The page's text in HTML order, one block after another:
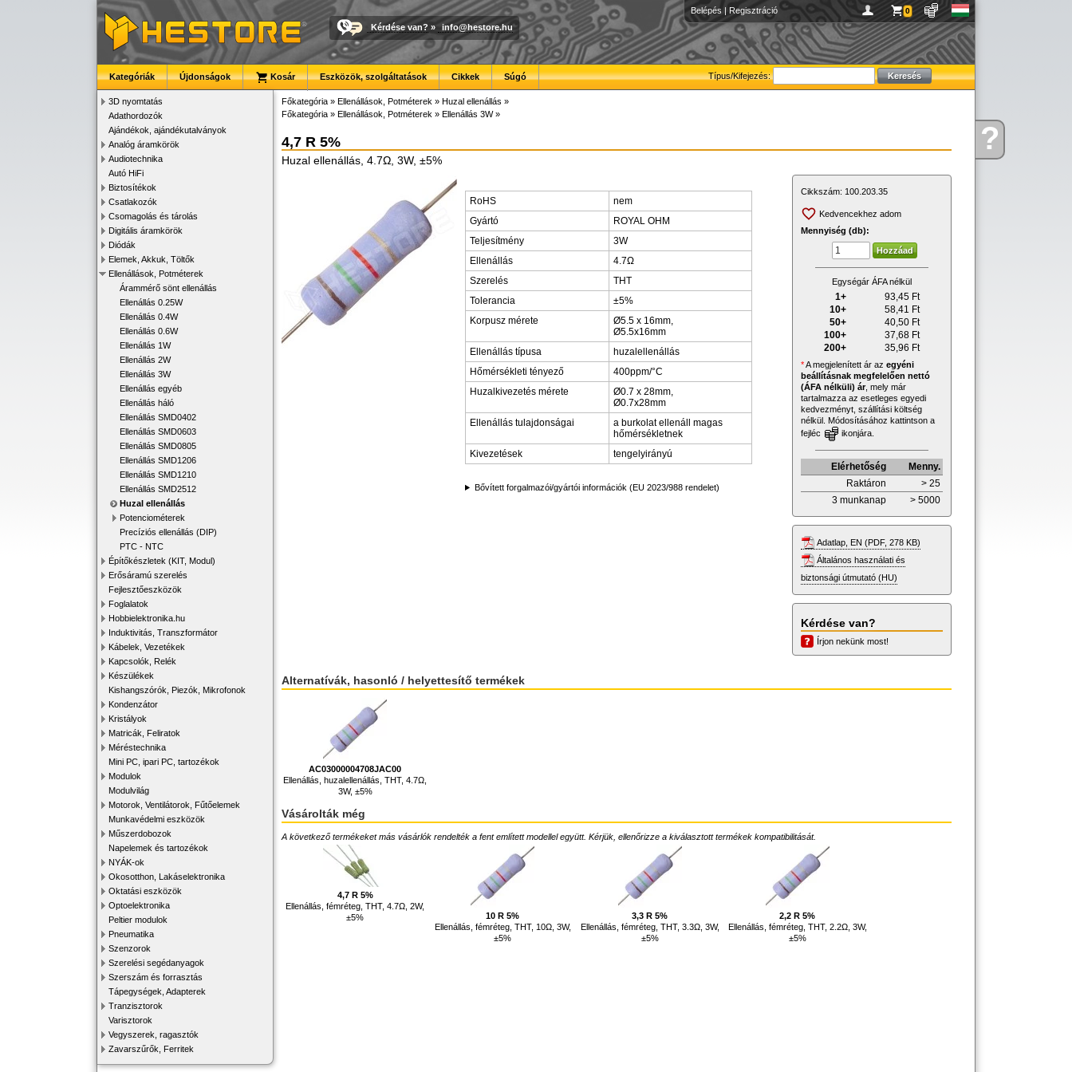
Kérdése
van
?
Belépés | Regisztráció 0
Kérdése van? » info@hestore.hu
Típus/Kifejezés:
Kategóriák Újdonságok Kosár Eszközök, szolgáltatások Cikkek Súgó
3D nyomtatás
Adathordozók
Ajándékok, ajándékutalványok
Analóg áramkörök
Audiotechnika
Autó HiFi
Biztosítékok
Csatlakozók
Csomagolás és tárolás
Digitális áramkörök
Diódák
Elemek, Akkuk, Töltők
Ellenállások, Potméterek
Árammérő sönt ellenállás
Ellenállás 0.25W
Ellenállás 0.4W
Ellenállás 0.6W
Ellenállás 1W
Ellenállás 2W
Ellenállás 3W
Ellenállás egyéb
Ellenállás háló
Ellenállás SMD0402
Ellenállás SMD0603
Ellenállás SMD0805
Ellenállás SMD1206
Ellenállás SMD1210
Ellenállás SMD2512
Huzal ellenállás
Potenciométerek
Precíziós ellenállás (DIP)
PTC - NTC
Építőkészletek (KIT, Modul)
Erősáramú szerelés
Fejlesztőeszközök
Foglalatok
Hobbielektronika.hu
Induktivitás, Transzformátor
Kábelek, Vezetékek
Kapcsolók, Relék
Készülékek
Kishangszórók, Piezók, Mikrofonok
Kondenzátor
Kristályok
Matricák, Feliratok
Méréstechnika
Mini PC, ipari PC, tartozékok
Modulok
Modulvilág
Motorok, Ventilátorok, Fűtőelemek
Munkavédelmi eszközök
Műszerdobozok
Napelemek és tartozékok
NYÁK-ok
Okosotthon, Lakáselektronika
Oktatási eszközök
Optoelektronika
Peltier modulok
Pneumatika
Szenzorok
Szerelési segédanyagok
Szerszám és forrasztás
Tápegységek, Adapterek
Tranzisztorok
Varisztorok
Vegyszerek, ragasztók
Zavarszűrők, Ferritek
Főkategória » Ellenállások, Potméterek » Huzal ellenállás »
Főkategória » Ellenállások, Potméterek » Ellenállás 3W»
4,7 R 5%
Huzal ellenállás, 4.7Ω, 3W, ±5%
RoHS
nem
Gyártó
ROYAL OHM
Teljesítmény
3W
Ellenállás
4.7Ω
Szerelés
THT
Tolerancia
±5%
Korpusz mérete
Ø5.5 x 16mm,
Ø5.5x16mm
Ellenállás típusa
huzalellenállás
Hőmérsékleti tényező
400ppm/°C
Huzalkivezetés mérete
Ø0.7 x 28mm,
Ø0.7x28mm
Ellenállás tulajdonságai
a burkolat ellenáll magas
hőmérsékletnek
Kivezetések
tengelyirányú
Bővített forgalmazói/gyártói információk (EU 2023/988 rendelet)
Cikkszám: 100.203.35
Kedvencekhez adom
Mennyiség (db):
Egységár ÁFA nélkül
1+ 93,45 Ft
10+
58,41 Ft
50+
40,50 Ft
100+
37,68 Ft
200+
35,96 Ft
*A megjelenített ár az egyéni
beállításnak megfelelően nettó
(ÁFA nélküli) ár, mely már
tartalmazza az esetleges egyedi
kedvezményt, szállítási költség
nélkül. Módosításához kattintson a
fejléc
ikonjára.
Elérhetőség
Menny.
Raktáron
> 25
3 munkanap
> 5000
Adatlap, EN (PDF, 278 KB)
Általános használati és
biztonsági útmutató (HU)
Kérdése van?
Írjon nekünk most!
Alternatívák, hasonló / helyettesítő termékek
AC03000004708JAC00
Ellenállás, huzalellenállás, THT, 4.7Ω,
3W, ±5%
Vásárolták még
A következő termékeket más vásárlók rendelték a fent említett modellel együtt. Kérjük, ellenőrizze a kiválasztott termékek kompatibilitását.
4,7 R 5%
Ellenállás, fémréteg, THT, 4.7Ω, 2W,
±5%
10 R 5%
Ellenállás, fémréteg, THT, 10Ω, 3W,
±5%
3,3 R 5%
Ellenállás, fémréteg, THT, 3.3Ω, 3W,
±5%
2,2 R 5%
Ellenállás, fémréteg, THT, 2.2Ω, 3W,
±5%